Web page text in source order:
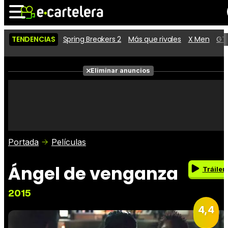
Noticias Cartelera
Películas
Críticas
TENDENCIAS Spring Breakers 2 Más que rivales X Men
Eliminar anuncios
Portada Películas
Ángel de venganza
2015
Tráiler
4,4